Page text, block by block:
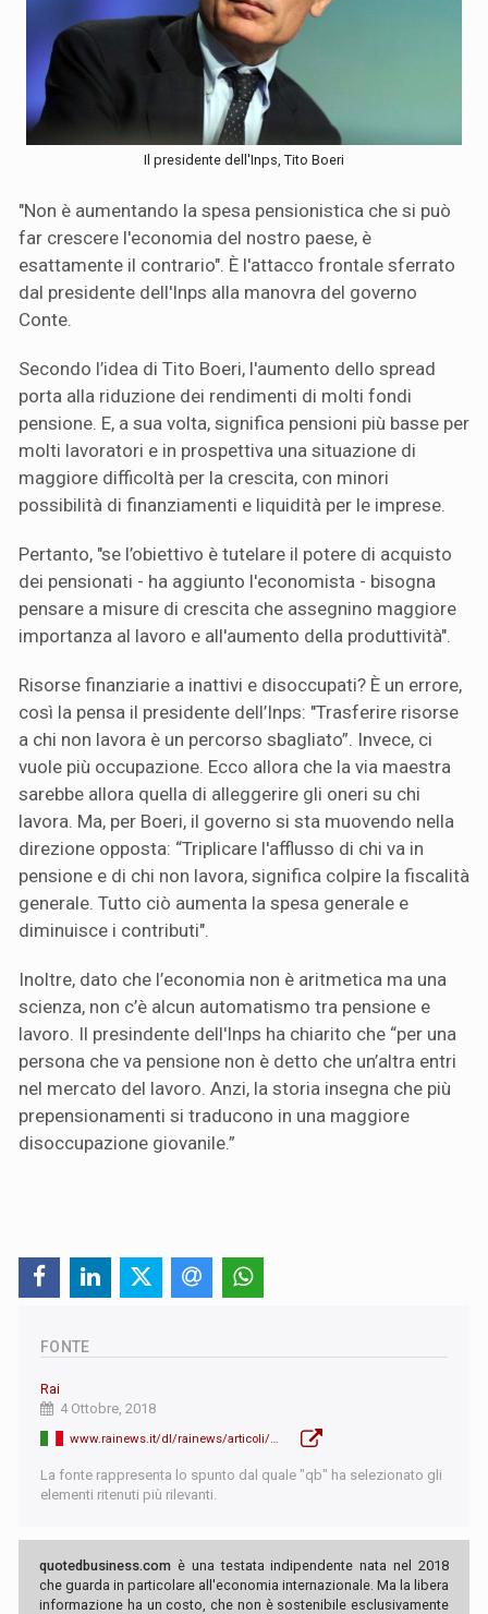
Il presidente dell'Inps, Tito Boeri
"Non è aumentando la spesa pensionistica che si può
far crescere l'economia del nostro paese, è
esattamente il contrario". È l'attacco frontale sferrato
dal presidente dell'Inps alla manovra del governo
Conte.
Secondo l’idea di Tito Boeri, l'aumento dello spread
porta alla riduzione dei rendimenti di molti fondi
pensione. E, a sua volta, significa pensioni più basse per
molti lavoratori e in prospettiva una situazione di
maggiore difficoltà per la crescita, con minori
possibilità di finanziamenti e liquidità per le imprese.
Pertanto, "se l’obiettivo è tutelare il potere di acquisto
dei pensionati - ha aggiunto l'economista - bisogna
pensare a misure di crescita che assegnino maggiore
importanza al lavoro e all'aumento della produttività".
Risorse finanziarie a inattivi e disoccupati? È un errore,
così la pensa il presidente dell’Inps: "Trasferire risorse
a chi non lavora è un percorso sbagliato”. Invece, ci
vuole più occupazione. Ecco allora che la via maestra
sarebbe allora quella di alleggerire gli oneri su chi
lavora. Ma, per Boeri, il governo si sta muovendo nella
direzione opposta: “Triplicare l'afflusso di chi va in
pensione e di chi non lavora, significa colpire la fiscalità
generale. Tutto ciò aumenta la spesa generale e
diminuisce i contributi".
Inoltre, dato che l’economia non è aritmetica ma una
scienza, non c’è alcun automatismo tra pensione e
lavoro. Il presindente dell'Inps ha chiarito che “per una
persona che va pensione non è detto che un’altra entri
nel mercato del lavoro. Anzi, la storia insegna che più
prepensionamenti si traducono in una maggiore
disoccupazione giovanile.”
FONTE
Rai
4 Ottobre, 2018
La fonte rappresenta lo spunto dal quale "qb" ha selezionato gli
elementi ritenuti più rilevanti.
quotedbusiness.com è una testata indipendente nata nel 2018
che guarda in particolare all'economia internazionale. Ma la libera
informazione ha un costo, che non è sostenibile esclusivamente